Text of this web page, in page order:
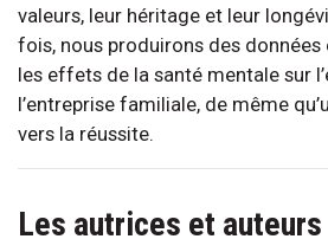
valeurs, leur héritage et leur
fois, nous produirons des
les effets de la santé mentale sur
l’entreprise familiale, de même
vers la réussite.
Les autrices et auteurs